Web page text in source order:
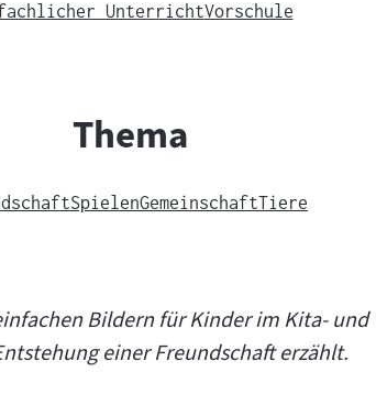
UnterrichtVorschule
Thema
SpielenGemeinschaftTiere
Bildern für Kinder im Kita- und
einer Freundschaft erzählt.